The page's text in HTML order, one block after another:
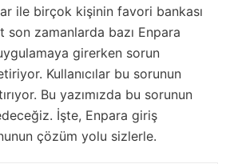
ile birçok kişinin favori bankası
son zamanlarda bazı Enpara
girerken sorun
Kullanıcılar bu sorunun
Bu yazımızda bu sorunun
İşte, Enpara giriş
çözüm yolu sizlerle.